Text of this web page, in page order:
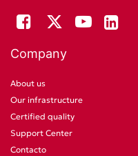
Company
About us
Our infrastructure
Certified quality
Support Center
Contacto